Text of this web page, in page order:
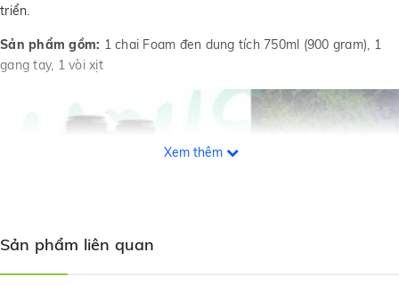
triển.
Sản phẩm gồm: 1 chai Foam đen dung tích 750ml (900 gram), 1
gang tay, 1 vòi xịt
Xem thêm
Sản phẩm liên quan